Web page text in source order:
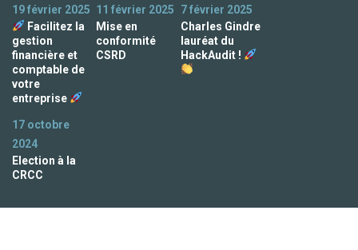
19 février 2025
Facilitez la
gestion
financière et
comptable de
votre
entreprise
11 février 2025
Mise en
conformité
CSRD
7 février 2025
Charles Gindre
lauréat du
HackAudit !
17 octobre
2024
Election à la
CRCC